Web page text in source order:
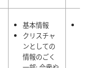
基本情報
クリスチャ
ンとしての
情報のごく